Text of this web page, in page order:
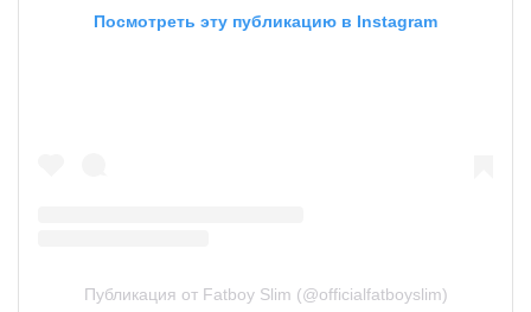
Посмотреть эту публикацию в Instagram
Публикация от Fatboy Slim (@officialfatboyslim)